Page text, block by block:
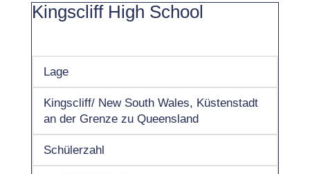
Kingscliff High School
Lage
Kingscliff/ New South Wales, Küstenstadt
an der Grenze zu Queensland
Schülerzahl